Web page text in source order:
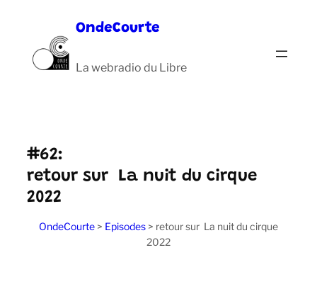
contenu
OndeCourte
La webradio du Libre
#62:
retour sur La nuit du cirque
2022
OndeCourte > Episodes > retour sur La nuit du cirque
2022